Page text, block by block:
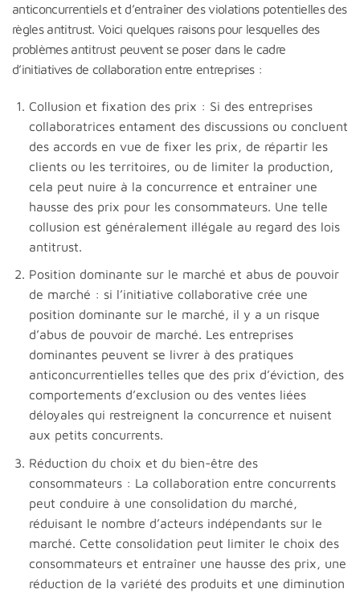
anticoncurrentiels et d’entraîner des violations potentielles des
règles antitrust. Voici quelques raisons pour lesquelles des
problèmes antitrust peuvent se poser dans le cadre
d’initiatives de collaboration entre entreprises :
Collusion et fixation des prix : Si des entreprises
collaboratrices entament des discussions ou concluent
des accords en vue de fixer les prix, de répartir les
clients ou les territoires, ou de limiter la production,
cela peut nuire à la concurrence et entraîner une
hausse des prix pour les consommateurs. Une telle
collusion est généralement illégale au regard des lois
antitrust.
Position dominante sur le marché et abus de pouvoir
de marché : si l’initiative collaborative crée une
position dominante sur le marché, il y a un risque
d’abus de pouvoir de marché. Les entreprises
dominantes peuvent se livrer à des pratiques
anticoncurrentielles telles que des prix d’éviction, des
comportements d’exclusion ou des ventes liées
déloyales qui restreignent la concurrence et nuisent
aux petits concurrents.
Réduction du choix et du bien-être des
consommateurs : La collaboration entre concurrents
peut conduire à une consolidation du marché,
réduisant le nombre d’acteurs indépendants sur le
marché. Cette consolidation peut limiter le choix des
consommateurs et entraîner une hausse des prix, une
réduction de la variété des produits et une diminution